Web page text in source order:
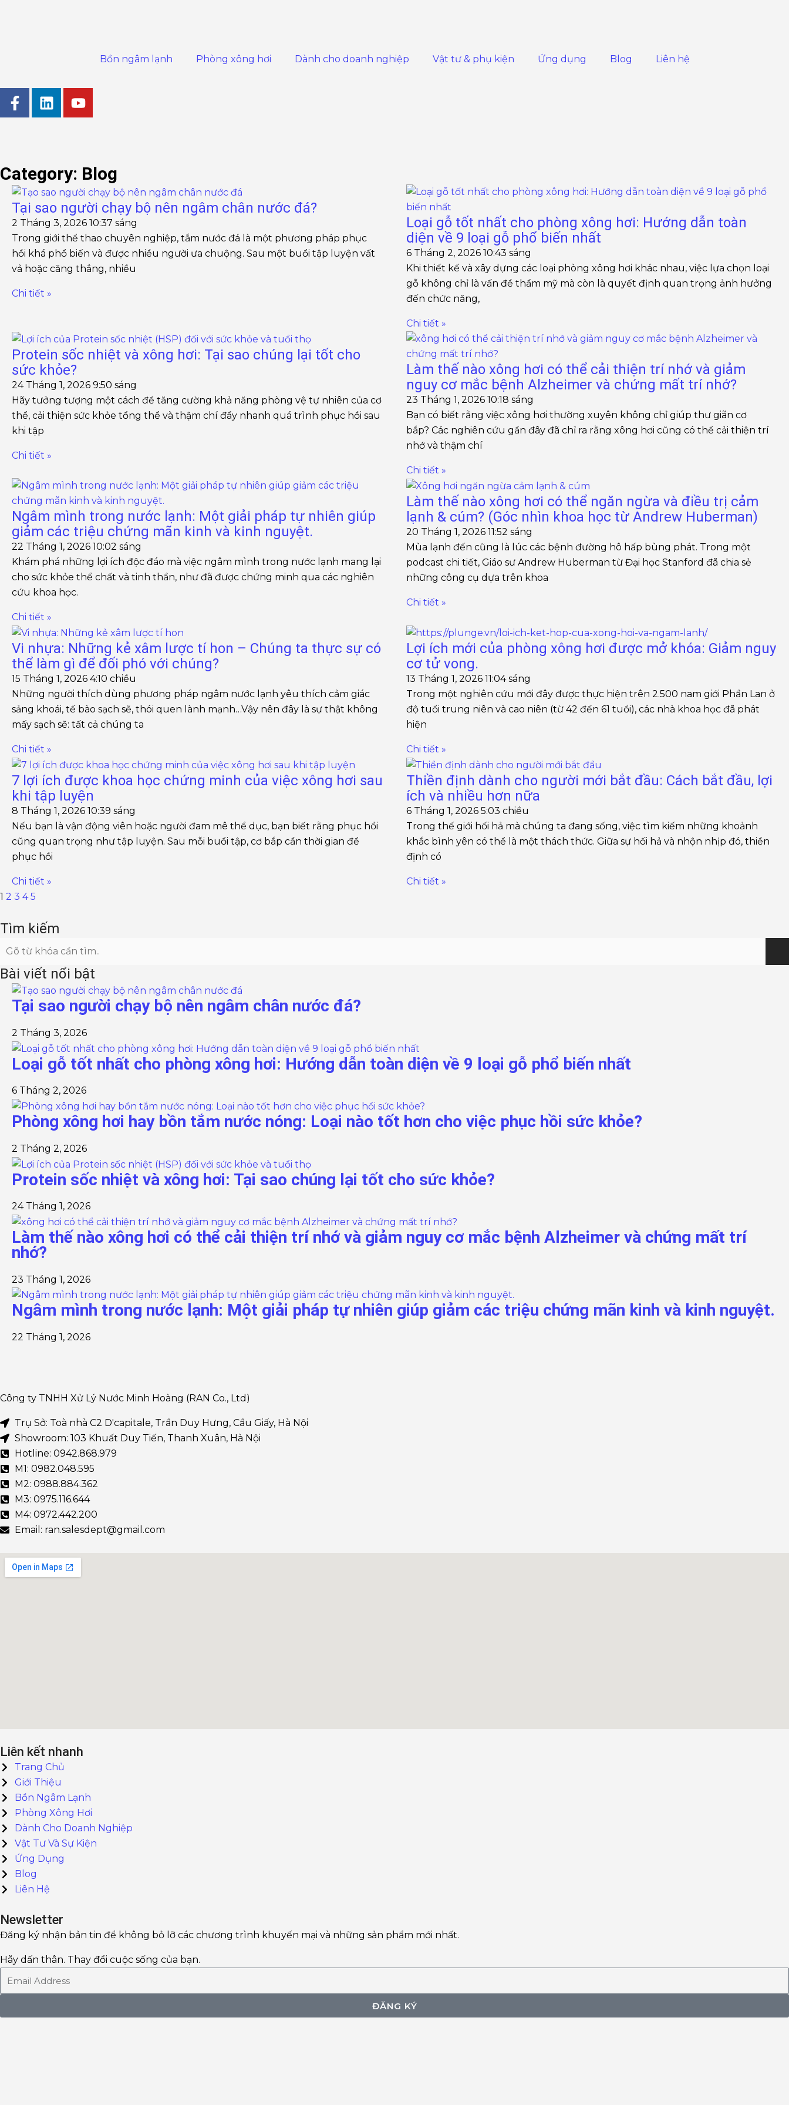
Bồn ngâm lạnh Phòng xông hơi Dành cho doanh nghiệp Vật tư & phụ kiện Ứng dụng Blog Liên hệ
F
a
o
o
k
-
f
L
i
d
i
n
Y
o
b
e
Category: Blog
Tại sao người chạy bộ nên ngâm chân nước đá?
2 Tháng 3, 2026 10:37 sáng
Trong giới thể thao chuyên nghiệp, tắm nước đá là một phương pháp phục
hồi khá phổ biến và được nhiều người ưa chuộng. Sau một buổi tập luyện vất
vả hoặc căng thẳng, nhiều
Chi tiết »
Loại gỗ tốt nhất cho phòng xông hơi: Hướng dẫn toàn
diện về 9 loại gỗ phổ biến nhất
6 Tháng 2, 2026 10:43 sáng
Khi thiết kế và xây dựng các loại phòng xông hơi khác nhau, việc lựa chọn loại
gỗ không chỉ là vấn đề thẩm mỹ mà còn là quyết định quan trọng ảnh hưởng
đến chức năng,
Chi tiết »
Protein sốc nhiệt và xông hơi: Tại sao chúng lại tốt cho
sức khỏe?
24 Tháng 1, 2026 9:50 sáng
Hãy tưởng tượng một cách để tăng cường khả năng phòng vệ tự nhiên của cơ
thể, cải thiện sức khỏe tổng thể và thậm chí đẩy nhanh quá trình phục hồi sau
khi tập
Chi tiết »
Làm thế nào xông hơi có thể cải thiện trí nhớ và giảm
nguy cơ mắc bệnh Alzheimer và chứng mất trí nhớ?
23 Tháng 1, 2026 10:18 sáng
Bạn có biết rằng việc xông hơi thường xuyên không chỉ giúp thư giãn cơ
bắp? Các nghiên cứu gần đây đã chỉ ra rằng xông hơi cũng có thể cải thiện trí
nhớ và thậm chí
Chi tiết »
Ngâm mình trong nước lạnh: Một giải pháp tự nhiên giúp
giảm các triệu chứng mãn kinh và kinh nguyệt.
22 Tháng 1, 2026 10:02 sáng
Khám phá những lợi ích độc đáo mà việc ngâm mình trong nước lạnh mang lại
cho sức khỏe thể chất và tinh thần, như đã được chứng minh qua các nghiên
cứu khoa học.
Chi tiết »
Làm thế nào xông hơi có thể ngăn ngừa và điều trị cảm
lạnh & cúm? (Góc nhìn khoa học từ Andrew Huberman)
20 Tháng 1, 2026 11:52 sáng
Mùa lạnh đến cũng là lúc các bệnh đường hô hấp bùng phát. Trong một
podcast chi tiết, Giáo sư Andrew Huberman từ Đại học Stanford đã chia sẻ
những công cụ dựa trên khoa
Chi tiết »
Vi nhựa: Những kẻ xâm lược tí hon – Chúng ta thực sự có
thể làm gì để đối phó với chúng?
15 Tháng 1, 2026 4:10 chiều
Những người thích dùng phương pháp ngâm nước lạnh yêu thích cảm giác
sảng khoái, tế bào sạch sẽ, thói quen lành mạnh…Vậy nên đây là sự thật không
mấy sạch sẽ: tất cả chúng ta
Chi tiết »
Lợi ích mới của phòng xông hơi được mở khóa: Giảm nguy
cơ tử vong.
13 Tháng 1, 2026 11:04 sáng
Trong một nghiên cứu mới đây được thực hiện trên 2.500 nam giới Phần Lan ở
độ tuổi trung niên và cao niên (từ 42 đến 61 tuổi), các nhà khoa học đã phát
hiện
Chi tiết »
7 lợi ích được khoa học chứng minh của việc xông hơi sau
khi tập luyện
8 Tháng 1, 2026 10:39 sáng
Nếu bạn là vận động viên hoặc người đam mê thể dục, bạn biết rằng phục hồi
cũng quan trọng như tập luyện. Sau mỗi buổi tập, cơ bắp cần thời gian để
phục hồi
Chi tiết »
Thiền định dành cho người mới bắt đầu: Cách bắt đầu, lợi
ích và nhiều hơn nữa
6 Tháng 1, 2026 5:03 chiều
Trong thế giới hối hả mà chúng ta đang sống, việc tìm kiếm những khoảnh
khắc bình yên có thể là một thách thức. Giữa sự hối hả và nhộn nhịp đó, thiền
định có
Chi tiết »
Trang
1
Trang
2
Trang
3
Trang
4
Trang
5
Tìm kiếm
Bài viết nổi bật
Tại sao người chạy bộ nên ngâm chân nước đá?
2 Tháng 3, 2026
Loại gỗ tốt nhất cho phòng xông hơi: Hướng dẫn toàn diện về 9 loại gỗ phổ biến nhất
6 Tháng 2, 2026
Phòng xông hơi hay bồn tắm nước nóng: Loại nào tốt hơn cho việc phục hồi sức khỏe?
2 Tháng 2, 2026
Protein sốc nhiệt và xông hơi: Tại sao chúng lại tốt cho sức khỏe?
24 Tháng 1, 2026
Làm thế nào xông hơi có thể cải thiện trí nhớ và giảm nguy cơ mắc bệnh Alzheimer và chứng mất trí
nhớ?
23 Tháng 1, 2026
Ngâm mình trong nước lạnh: Một giải pháp tự nhiên giúp giảm các triệu chứng mãn kinh và kinh nguyệt.
22 Tháng 1, 2026
Công ty TNHH Xử Lý Nước Minh Hoàng (RAN Co., Ltd)
Trụ Sở: Toà nhà C2 D'capitale, Trần Duy Hưng, Cầu Giấy, Hà Nội
Showroom: 103 Khuất Duy Tiến, Thanh Xuân, Hà Nội
Hotline: 0942.868.979
M1: 0982.048.595
M2: 0988.884.362
M3: 0975.116.644
M4: 0972.442.200
Email: ran.salesdept@gmail.com
Liên kết nhanh
Trang Chủ
Giới Thiệu
Bồn Ngâm Lạnh
Phòng Xông Hơi
Dành Cho Doanh Nghiệp
Vật Tư Và Sự Kiện
Ứng Dụng
Blog
Liên Hệ
Newsletter
Đăng ký nhận bản tin để không bỏ lỡ các chương trình khuyến mại và những sản phẩm mới nhất.
Hãy dấn thân. Thay đổi cuộc sống của bạn.
ĐĂNG KÝ